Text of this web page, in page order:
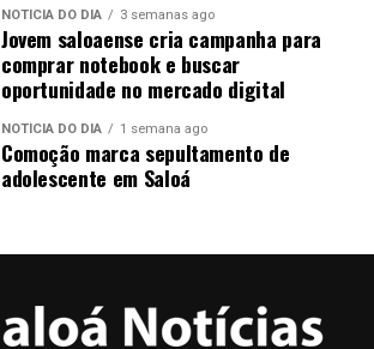
NOTÍCIA DO DIA 3 semanas ago
Jovem saloaense cria campanha para
comprar notebook e buscar
oportunidade no mercado digital
NOTÍCIA DO DIA 1 semana ago
Comoção marca sepultamento de
adolescente em Saloá